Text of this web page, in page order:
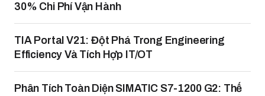
30% Chi Phí Vận Hành
TIA Portal V21: Đột Phá Trong Engineering
Efficiency Và Tích Hợp IT/OT
Phân Tích Toàn Diện SIMATIC S7-1200 G2: Thế